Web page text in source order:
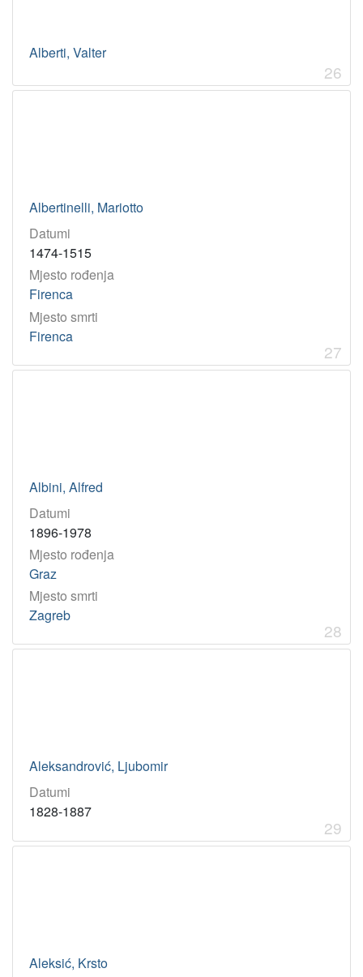
Alberti, Valter
26
Albertinelli, Mariotto
Datumi
1474-1515
Mjesto rođenja
Firenca
Mjesto smrti
Firenca
27
Albini, Alfred
Datumi
1896-1978
Mjesto rođenja
Graz
Mjesto smrti
Zagreb
28
Aleksandrović, Ljubomir
Datumi
1828-1887
29
Aleksić, Krsto